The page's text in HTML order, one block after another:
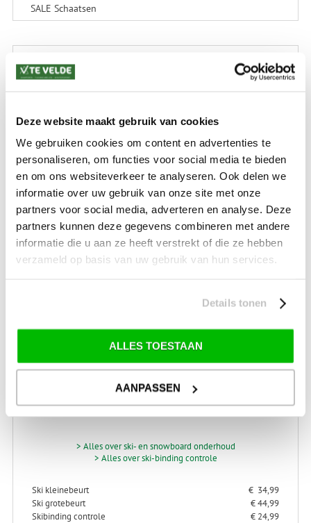
Deze website maakt gebruik van cookies
We gebruiken cookies om content en advertenties te
personaliseren, om functies voor social media te bieden
en om ons websiteverkeer te analyseren. Ook delen we
informatie over uw gebruik van onze site met onze
partners voor social media, adverteren en analyse. Deze
partners kunnen deze gegevens combineren met andere
informatie die u aan ze heeft verstrekt of die ze hebben
verzameld op basis van uw gebruik van hun services.
Details tonen
ALLES TOESTAAN
AANPASSEN
SALE Schaatsen
Levertijd: 2-4 werkdagen
*) Voor grotere pakketverzendingen en bijzondere (buitenland) bestemmingen kunnen
Kijk hier voor de ruilen-retourneren procedure
Waar is ons bedrijf gevestigd?
Drentse Poort 7
Nieuw Buinen (Stadskanaal)
+31 (0) 599-613946
info@tevelde.nl
ONDERHOUD
> Alles over ski- en snowboard onderhoud
> Alles over ski-binding controle
Ski kleinebeurt
€ 34,99
Ski grotebeurt
€ 44,99
Skibinding controle
€ 24,99